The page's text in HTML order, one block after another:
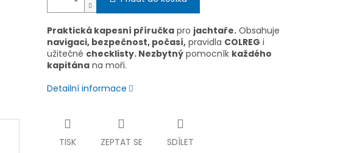
Praktická kapesní příručkapro jachtaře.Obsahuje
navigaci, bezpečnost, počasí,pravidla COLREG i
užitečné checklisty. Nezbytnýpomocník každého
kapitánana moři.
Detailní informace
TISK ZEPTAT SE SDÍLET